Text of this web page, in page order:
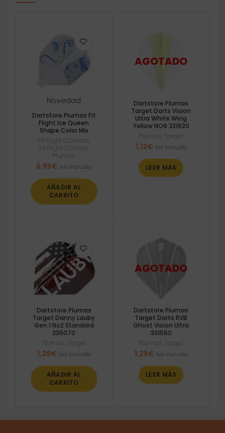
Novedad
Dartstore Plumas Fit
Flight Ice Queen
Shape Color Mix
Fit Flight Clasicas
Fit Flight Cosmo
Plumas
6,95€ Iva incluido
AÑADIR AL
CARRITO
Dartstore Plumas
Target Darts Vision
Ultra White Wing
Yellow NO6 331620
Plumas Target
1,12€ Iva incluido
LEER MÁS
Dartstore Plumas
Target Danny Lauby
Gen 1 No2 Standard
336070
Plumas Target
1,29€ Iva incluido
AÑADIR AL
CARRITO
Dartstore Plumas
Target Darts RVB
Ghost Vision Ultra
331560
Plumas Target
1,29€ Iva incluido
LEER MÁS